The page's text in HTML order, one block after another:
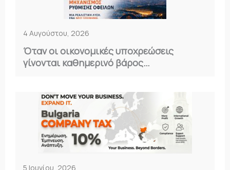
4 Αυγούστου, 2026
Όταν οι οικονομικές υποχρεώσεις
γίνονται καθημερινό βάρος…
5 Ιουνίου, 2026